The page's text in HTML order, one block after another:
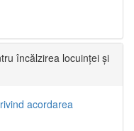
încălzirea locuinței și
acordarea